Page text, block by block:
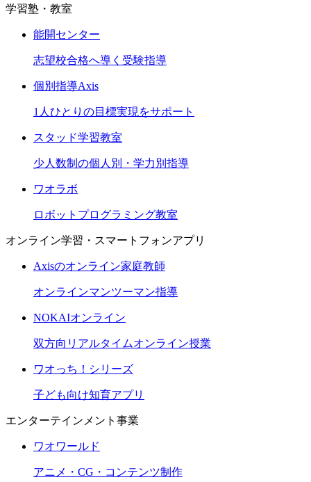
学習塾・教室
能開センター
志望校合格へ導く受験指導
個別指導Axis
1人ひとりの目標実現をサポート
スタッド学習教室
少人数制の個人別・学力別指導
ワオラボ
ロボットプログラミング教室
オンライン学習・スマートフォンアプリ
Axisのオンライン家庭教師
オンラインマンツーマン指導
NOKAIオンライン
双方向リアルタイムオンライン授業
ワオっち！シリーズ
子ども向け知育アプリ
エンターテインメント事業
ワオワールド
アニメ・CG・コンテンツ制作